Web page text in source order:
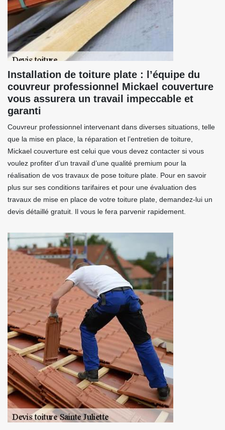
Installation de toiture plate : l’équipe du
couvreur professionnel Mickael couverture
vous assurera un travail impeccable et
garanti
Couvreur professionnel intervenant dans diverses situations, telle
que la mise en place, la réparation et l’entretien de toiture,
Mickael couverture est celui que vous devez contacter si vous
voulez profiter d’un travail d’une qualité premium pour la
réalisation de vos travaux de pose toiture plate. Pour en savoir
plus sur ses conditions tarifaires et pour une évaluation des
travaux de mise en place de votre toiture plate, demandez-lui un
devis détaillé gratuit. Il vous le fera parvenir rapidement.